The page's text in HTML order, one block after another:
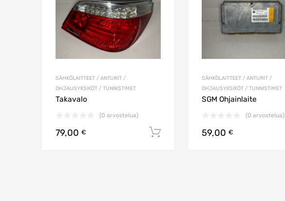
SÄHKÖLAITTEET / ANTURIT /
OHJAUSYKSIKÖT / TUNNISTIMET
Takavalo
(0 arvostelua)
79,00 € Lisää ostoskoriin
SÄHKÖLAITTEET / ANTURIT /
OHJAUSYKSIKÖT / TUNNISTIMET
SGM Ohjainlaite
(0 arvostelua)
59,00 €